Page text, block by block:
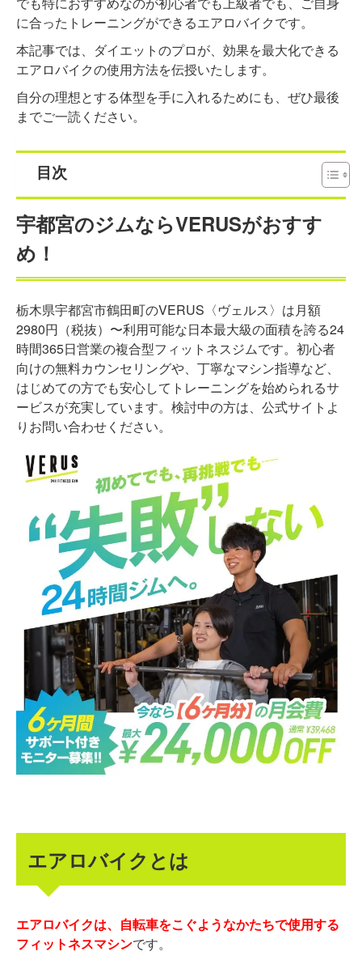
に合ったトレーニングができるエアロバイクです。
本記事では、ダイエットのプロが、効果を最大化できる
エアロバイクの使用方法を伝授いたします。
自分の理想とする体型を手に入れるためにも、ぜひ最後
までご一読ください。
目次
宇都宮のジムならVERUSがおすす
め！
栃木県宇都宮市鶴田町のVERUS〈ヴェルス〉は月額
2980円（税抜）〜利用可能な日本最大級の面積を誇る24
時間365日営業の複合型フィットネスジムです。初心者
向けの無料カウンセリングや、丁寧なマシン指導など、
はじめての方でも安心してトレーニングを始められるサ
ービスが充実しています。検討中の方は、公式サイトよ
りお問い合わせください。
エアロバイクとは
エアロバイクは、自転車をこぐようなかたちで使用する
フィットネスマシンです。